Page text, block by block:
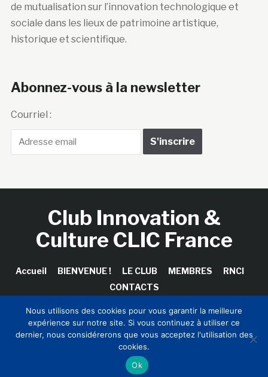
de mutualisation sur l’innovation technologique et
sociale dans les lieux de patrimoine artistique,
historique et scientifique.
Abonnez-vous à la newsletter
Courriel :
Club Innovation &
Culture CLIC France
Accueil BIENVENUE ! LE CLUB MEMBRES
RNCI
CONTACTS
Copyright © 2026 Club Innovation & Culture CLIC France /
Sinapses Conseils
Nous utilisons des cookies pour vous garantir la meilleure
expérience sur notre site. Si vous continuez à utiliser ce
dernier, nous considérerons que vous acceptez l'utilisation des
cookies.
Ok